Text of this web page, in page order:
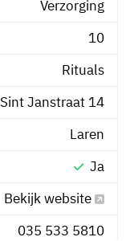
Verzorging
10
Rituals
Sint Janstraat 14
Laren
Ja
Bekijk website
035 533 5810